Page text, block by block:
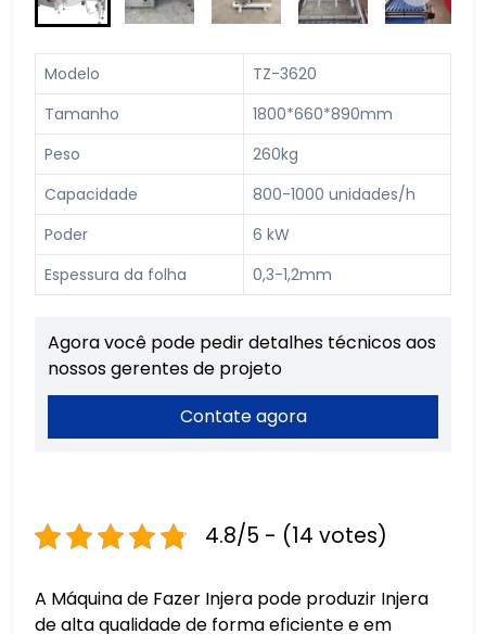
Modelo
TZ-3620
Tamanho
1800*660*890mm
Peso
260kg
Capacidade
800-1000 unidades/h
Poder
6 kW
Espessura da folha
0,3-1,2mm
Agora você pode pedir detalhes técnicos aos
nossos gerentes de projeto
Contate agora
4.8/5 - (14 votes)
A Máquina de Fazer Injera pode produzir Injera
de alta qualidade de forma eficiente e em